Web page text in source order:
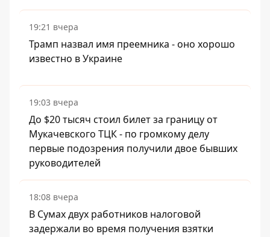
19:21 вчера
Трамп назвал имя преемника - оно хорошо
известно в Украине
19:03 вчера
До $20 тысяч стоил билет за границу от
Мукачевского ТЦК - по громкому делу
первые подозрения получили двое бывших
руководителей
18:08 вчера
В Сумах двух работников налоговой
задержали во время получения взятки